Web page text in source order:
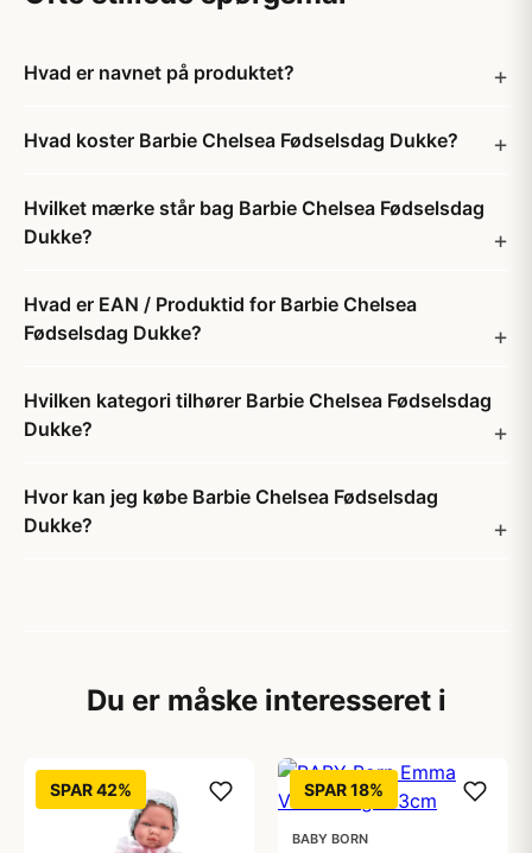
Hvad er navnet på produktet?
Hvad koster Barbie Chelsea Fødselsdag Dukke?
Hvilket mærke står bag Barbie Chelsea Fødselsdag
Dukke?
Hvad er EAN / Produktid for Barbie Chelsea
Fødselsdag Dukke?
Hvilken kategori tilhører Barbie Chelsea Fødselsdag
Dukke?
Hvor kan jeg købe Barbie Chelsea Fødselsdag
Dukke?
Du er måske interesseret i
SPAR 42% SPAR 18%
BABY BORN